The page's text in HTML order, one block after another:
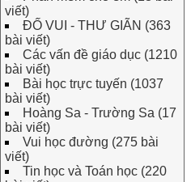
viết)
ĐỐ VUI - THƯ GIÃN (363
bài viết)
Các vấn đề giáo dục (1210
bài viết)
Bài học trực tuyến (1037
bài viết)
Hoàng Sa - Trường Sa (17
bài viết)
Vui học đường (275 bài
viết)
Tin học và Toán học (220